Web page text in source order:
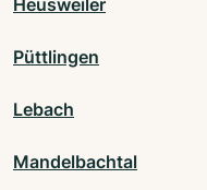
Heusweiler
Püttlingen
Lebach
Mandelbachtal